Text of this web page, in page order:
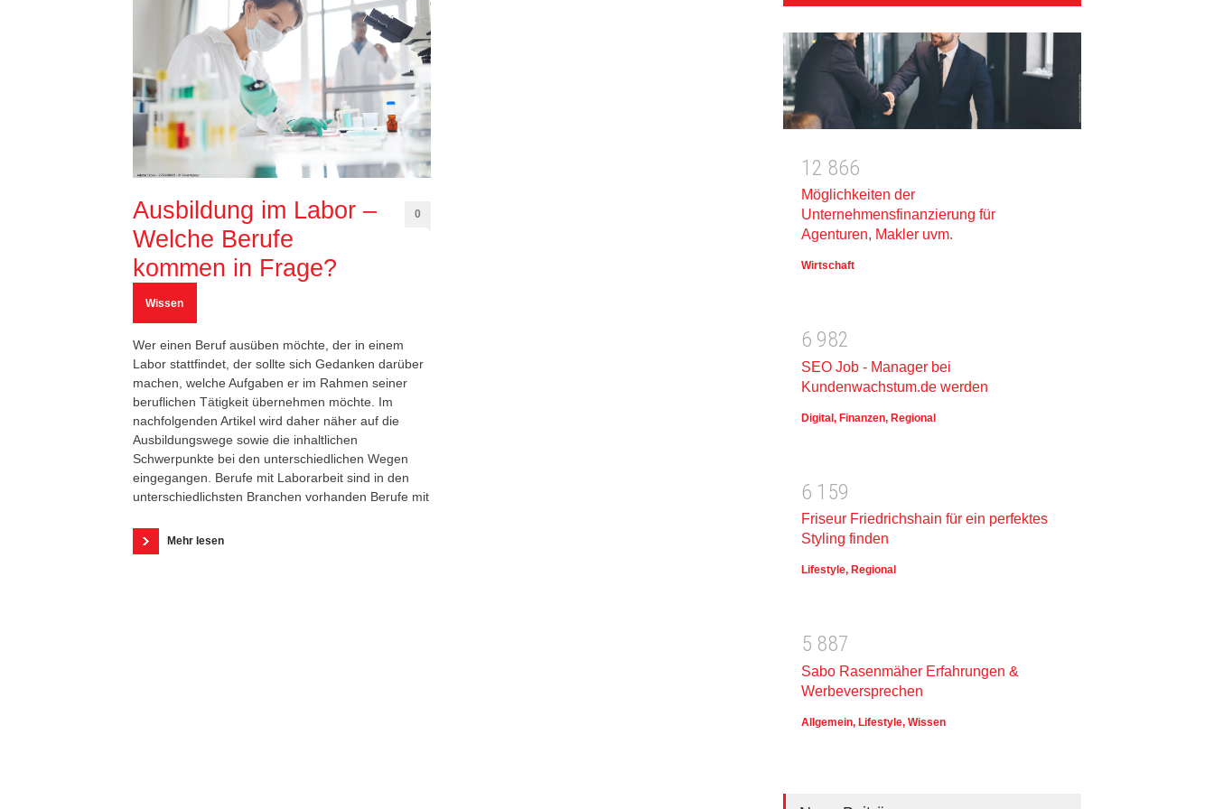
Ausbildung im Labor –
Welche Berufe
kommen in Frage?
0
Wissen
Wer einen Beruf ausüben möchte, der in einem
Labor stattfindet, der sollte sich Gedanken darüber
machen, welche Aufgaben er im Rahmen seiner
beruflichen Tätigkeit übernehmen möchte. Im
nachfolgenden Artikel wird daher näher auf die
Ausbildungswege sowie die inhaltlichen
Schwerpunkte bei den unterschiedlichen Wegen
eingegangen. Berufe mit Laborarbeit sind in den
unterschiedlichsten Branchen vorhanden Berufe mit
Mehr lesen
1 2 866
Möglichkeiten der
Unternehmensfinanzierung für
Agenturen, Makler uvm.
Wirtschaft
6 982
SEO Job - Manager bei
Kundenwachstum.de werden
Digital , Finanzen, Regional
6 1 59
Friseur Friedrichshain für ein perfektes
Styling finden
Lifestyle, Regional
5 887
Sabo Rasenmäher Erfahrungen &
Werbeversprechen
Allgemein, Lifestyle, Wissen